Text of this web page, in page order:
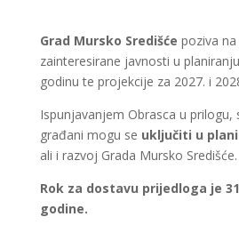
Grad Mursko Središće poziva
zainteresirane javnosti u
godinu te projekcije za 2027. i
Ispunjavanjem Obrasca u prilogu,
građani mogu se uključiti u
ali i razvoj Grada Mursko Središće.
Rok za dostavu prijedloga je
godine.